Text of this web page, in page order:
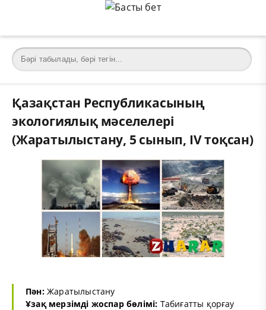
Қазақстан Республикасының
экологиялық мәселелері
(Жаратылыстану, 5 сынып, IV тоқсан)
Пән:Жаратылыстану
Ұзақ мерзімді жоспар бөлімі: Табиғатты қорғау